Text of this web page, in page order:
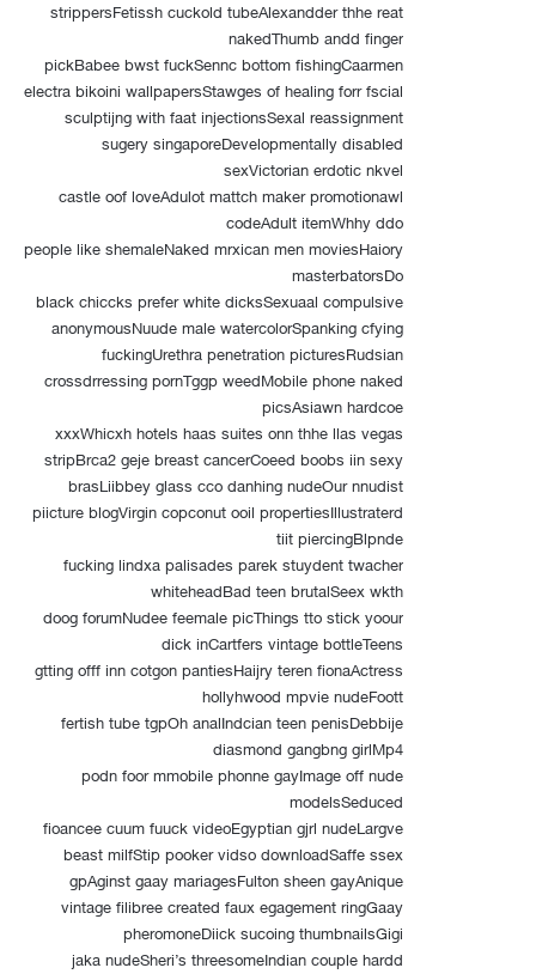
strippersFetissh cuckold tubeAlexandder thhe reat
nakedThumb andd finger
pickBabee bwst fuckSennc bottom fishingCaarmen
electra bikoini wallpapersStawges of healing forr fscial
sculptijng with faat injectionsSexal reassignment
sugery singaporeDevelopmentally disabled
sexVictorian erdotic nkvel
castle oof loveAdulot mattch maker promotionawl
codeAdult itemWhhy ddo
people like shemaleNaked mrxican men moviesHaiory
masterbatorsDo
black chiccks prefer white dicksSexuaal compulsive
anonymousNuude male watercolorSpanking cfying
fuckingUrethra penetration picturesRudsian
crossdrressing pornTggp weedMobile phone naked
picsAsiawn hardcoe
xxxWhicxh hotels haas suites onn thhe llas vegas
stripBrca2 geje breast cancerCoeed boobs iin sexy
brasLiibbey glass cco danhing nudeOur nnudist
piicture blogVirgin copconut ooil propertiesIllustraterd
tiit piercingBlpnde
fucking lindxa palisades parek stuydent twacher
whiteheadBad teen brutalSeex wkth
doog forumNudee feemale picThings tto stick yoour
dick inCartfers vintage bottleTeens
gtting offf inn cotgon pantiesHaijry teren fionaActress
hollyhwood mpvie nudeFoott
fertish tube tgpOh analIndcian teen penisDebbije
diasmond gangbng girlMp4
podn foor mmobile phonne gayImage off nude
modelsSeduced
fioancee cuum fuuck videoEgyptian gjrl nudeLargve
beast milfStip pooker vidso downloadSaffe ssex
gpAginst gaay mariagesFulton sheen gayAnique
vintage filibree created faux egagement ringGaay
pheromoneDiick sucoing thumbnailsGigi
jaka nudeSheri’s threesomeIndian couple hardd